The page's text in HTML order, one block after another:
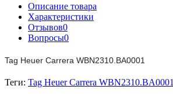
Описание товара
Характеристики
Отзывов0
Вопросы0
Tag Heuer Carrera WBN2310.BA0001
Теги: Tag Heuer Carrera WBN2310.BA0001